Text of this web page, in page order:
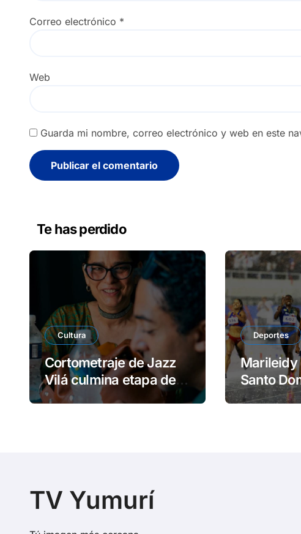
Correo electrónico *
Web
Guarda mi nombre, correo electrónico y web en este
Te has perdido
Cultura
Cortometraje de Jazz
Vilá culmina etapa de
rodaje en Cuba
Deportes
Marileidy
Santo
y récord
TV Yumurí